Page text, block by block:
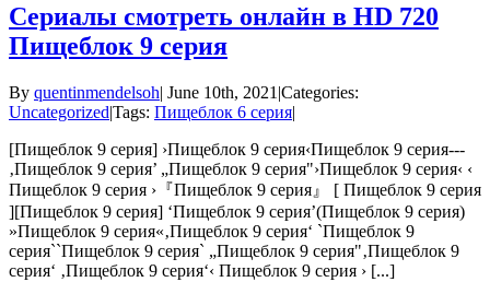
Сериалы смотреть онлайн в HD 720
Пищеблок 9 серия
By quentinmendelsoh| June 10th, 2021 |Categories:
Uncategorized|Tags: Пищеблок 6 серия|
[Пищеблок 9 серия] ›Пищеблок 9 серия‹Пищеблок 9 серия---
‚Пищеблок 9 серия’ „Пищеблок 9 серия"›Пищеблок 9 серия‹ ‹
Пищеблок 9 серия ›『Пищеблок 9 серия』 [ Пищеблок 9 серия
][Пищеблок 9 серия] ‘Пищеблок 9 серия’(Пищеблок 9 серия)
»Пищеблок 9 серия«‚Пищеблок 9 серия‘ `Пищеблок 9
серия``Пищеблок 9 серия` „Пищеблок 9 серия"‚Пищеблок 9
серия‘ ‚Пищеблок 9 серия‘‹ Пищеблок 9 серия › [...]